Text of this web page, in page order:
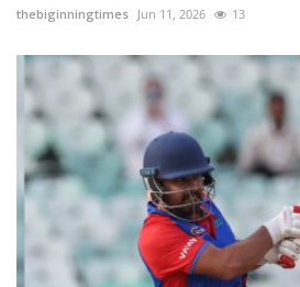
thebiginningtimes Jun 11, 2026 13